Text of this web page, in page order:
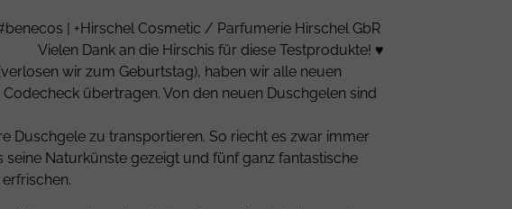
| +Hirschel Cosmetic / Parfumerie Hirschel GbR
Vielen Dank an die Hirschis für diese Testprodukte! ♥
wir zum Geburtstag), haben wir alle neuen
übertragen. Von den neuen Duschgelen sind
Duschgele zu transportieren. So riecht es zwar immer
Naturkünste gezeigt und fünf ganz fantastische